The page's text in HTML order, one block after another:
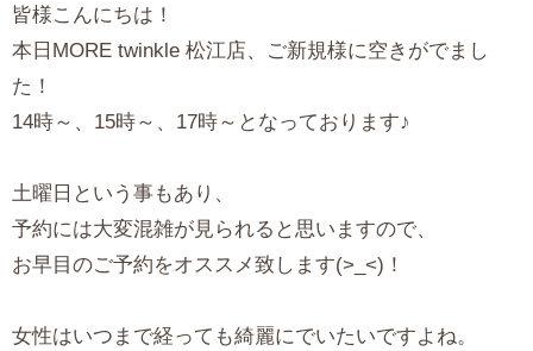
皆様こんにちは！
本日MORE twinkle 松江店、ご新規様に空きがでまし
た！
14時～、15時～、17時～となっております♪
土曜日という事もあり、
予約には大変混雑が見られると思いますので、
お早目のご予約をオススメ致します(>_<)！
女性はいつまで経っても綺麗にでいたいですよね。